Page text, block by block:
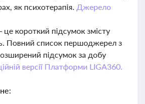
як психотерапія. Джерело
короткий підсумок змісту
Повний список першоджерел з
підсумок за добу
версії Платформи LIGA360.